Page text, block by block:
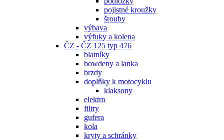
pojistné kroužky
šrouby
výbava
výfuky a kolena
ČZ - ČZ 125 typ 476
blatníky
bowdeny a lanka
brzdy
doplňky k motocyklu
klaksony
elektro
filtry
gufera
kola
kryty a schránky